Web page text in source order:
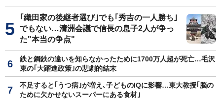
｢織田家の後継者選び｣でも｢秀吉の一人勝ち｣
でもない…清洲会議で信長の息子2人が争っ
た"本当の争点"
鉄と鋼鉄の違いを知らなかったために1700万人超が死亡…毛沢
東の｢大躍進政策｣の悲劇的結末
不足すると｢うつ病｣が増え､子どものIQに影響…東大教授｢脳の
ために欠かせないスーパーにある食材｣